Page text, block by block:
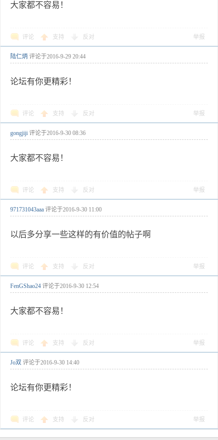
大家都不容易！
评论 支持 反对 举报
陆仁炳 评论于2016-9-29 20:44
论坛有你更精彩！
评论 支持 反对 举报
gongjiji 评论于2016-9-30 08:36
大家都不容易！
评论 支持 反对 举报
971731043aaa 评论于2016-9-30 11:00
以后多分享一些这样的有价值的帖子啊
评论 支持 反对 举报
FenGShao24 评论于2016-9-30 12:54
大家都不容易！
评论 支持 反对 举报
Jo双 评论于2016-9-30 14:40
论坛有你更精彩！
评论 支持 反对 举报